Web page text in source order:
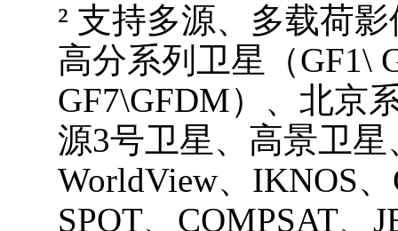
² 支持多源、多载荷
高分系列卫星（GF1\
GF7\GFDM）、北京
源3号卫星、高景卫
WorldView、IKNOS
SPOT、COMPSAT、